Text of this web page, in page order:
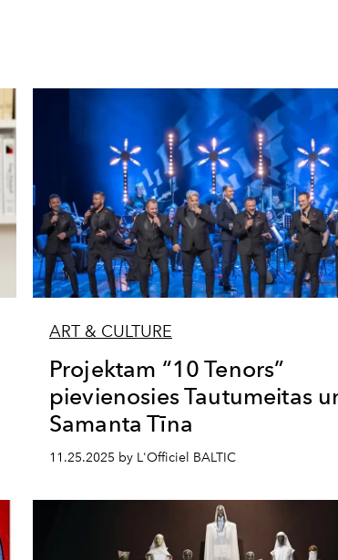
ART & CULTURE
Projektam “10 Tenors”
pievienosies Tautumeitas
Samanta Tīna
11.25.2025 by L'Officiel BALTIC